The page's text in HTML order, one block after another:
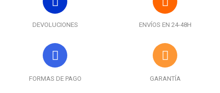
DEVOLUCIONES ENVÍOS EN 24-48H
FORMAS DE PAGO GARANTÍA